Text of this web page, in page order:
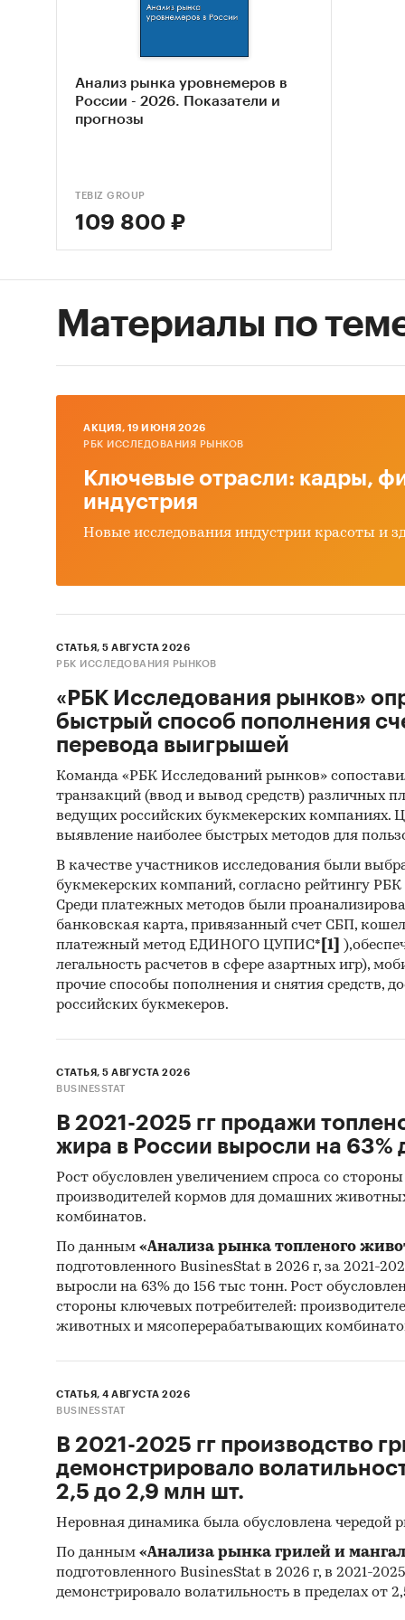
по
2024
Как
Эта
вам
там
или
Анализ рынка уровнемеров в
России - 2026. Показатели и
прогнозы
TEBIZ GROUP
109 800 ₽
Материалы по
AКЦИЯ, 19 ИЮНЯ 2026
РБК ИССЛЕДОВАНИЯ РЫНКОВ
Ключевые отрасли: кадры,
индустрия
Новые исследования индустрии красоты и
СТАТЬЯ, 5 АВГУСТА 2026
РБК ИССЛЕДОВАНИЯ РЫНКОВ
«РБК Исследования рынков»
быстрый способ пополнения
перевода выигрышей
Команда «РБК Исследований рынков»
транзакций (ввод и вывод средств) различных
ведущих российских букмекерских компаниях.
выявление наиболее быстрых методов для
В качестве участников исследования были
букмекерских компаний, согласно рейтингу
Среди платежных методов были
банковская карта, привязанный счет СБП,
платежный метод ЕДИНОГО ЦУПИС* [1]
легальность расчетов в сфере азартных игр),
прочие способы пополнения и снятия средств,
российских букмекеров.
СТАТЬЯ, 5 АВГУСТА 2026
BUSINESSTAT
В 2021-2025 гг продажи
жира в России выросли на 63%
Рост обусловлен увеличением спроса со
производителей кормов для домашних
комбинатов.
По данным «Анализа рынка топленого
подготовленного BusinesStat в 2026 г, за 2021-
выросли на 63% до 156 тыс тонн. Рост
стороны ключевых потребителей:
животных и мясоперерабатывающих
СТАТЬЯ, 4 АВГУСТА 2026
BUSINESSTAT
В 2021-2025 гг производство
демонстрировало
2,5 до 2,9 млн шт.
Неровная динамика была обусловлена чередой
По данным «Анализа рынка грилей и
подготовленного BusinesStat в 2026 г, в 2021-
демонстрировало волатильность в пределах от